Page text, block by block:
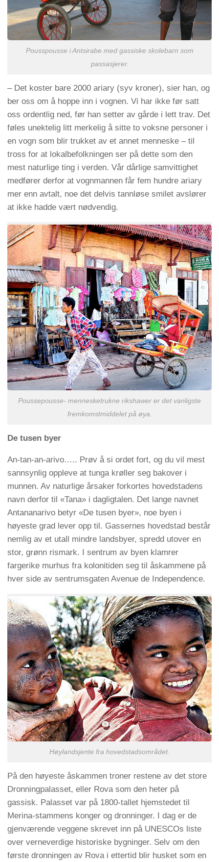
Pousspousse i Antsirabe med gassiske skolebarn som
passasjerer.
– Det koster bare 2000 ariary (syv kroner), sier han, og
ber oss om å hoppe inn i vognen. Vi har ikke før satt
oss ordentlig ned, før han setter av gårde i lett trav. Det
føles unektelig litt merkelig å sitte to voksne personer i
en vogn som blir trukket av et annet menneske – til
tross for at lokalbefolkningen ser på dette som den
mest naturlige ting i verden. Vår dårlige samvittighet
medfører derfor at vognmannen får fem hundre ariary
mer enn avtalt, noe det delvis tannløse smilet avslører
at ikke hadde vært nødvendig.
Poussepousse- mennesketrukne rikshawer er det vanligste
fremkomstmiddelet på øya.
De tusen byer
An-tan-an-arivo….. Prøv å si ordet fort, og du vil mest
sannsynlig oppleve at tunga krøller seg bakover i
munnen. Av naturlige årsaker forkortes hovedstadens
navn derfor til «Tana» i dagligtalen. Det lange navnet
Antananarivo betyr «De tusen byer», noe byen i
høyeste grad lever opp til. Gassernes hovedstad består
nemlig av et utall mindre landsbyer, spredd utover en
stor, grønn rismark. I sentrum av byen klamrer
fargerike murhus fra kolonitiden seg til åskammene på
hver side av sentrumsgaten Avenue de Independence.
Høylandsjente fra hovedstadsområdet.
På den høyeste åskammen troner restene av det store
Dronningpalasset, eller Rova som den heter på
gassisk. Palasset var på 1800-tallet hjemstedet til
Merina-stammens konger og dronninger. I dag er de
gjenværende veggene skrevet inn på UNESCOs liste
over verneverdige historiske bygninger. Selv om den
første dronningen av Rova i ettertid blir husket som en